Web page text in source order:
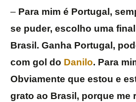
– Para mim é Portugal,
se puder, escolho uma
Brasil. Ganha Portugal,
com gol do Danilo. Para
Obviamente que estou e
grato ao Brasil, porque me